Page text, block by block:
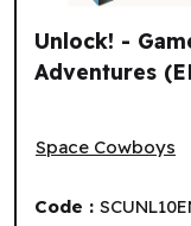
Unlock! -
Adventures
Space Cowboys
Code :